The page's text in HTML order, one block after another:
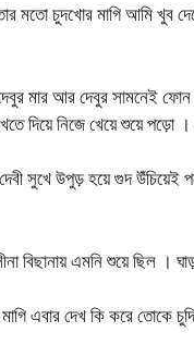
মতো চুদখোর মাগি আমি খুব
মার আর দেবুর সামনেই
নিজে খেয়ে শুয়ে পড়ো ।
দেবী সুখে উপুড় হয়ে গুদ
বিছানায় এমনি শুয়ে ছিল ।
এবার দেখ কি করে তোকে